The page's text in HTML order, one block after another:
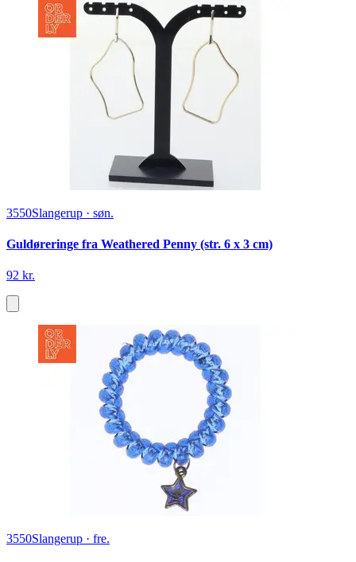
3550Slangerup · søn.
Guldøreringe fra Weathered Penny (str. 6 x 3 cm)
92 kr.
3550Slangerup · fre.